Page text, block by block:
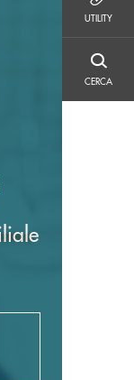
UTILITY
CERCA